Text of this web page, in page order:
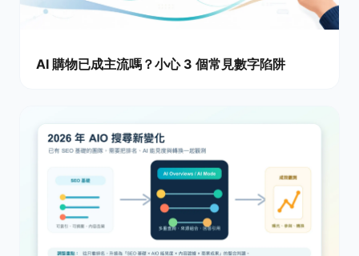
AI 購物已成主流嗎？小心 3 個常見數字陷阱